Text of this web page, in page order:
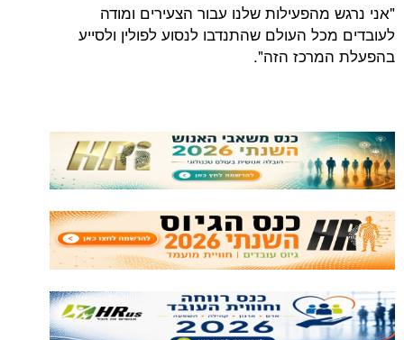
"אני נרגש מהפעילות שלנו עבור הצעירים ומודה
לעובדים מכל העולם שהתנדבו לנסוע לפולין ולסייע
בהפעלת המרכז הזה".